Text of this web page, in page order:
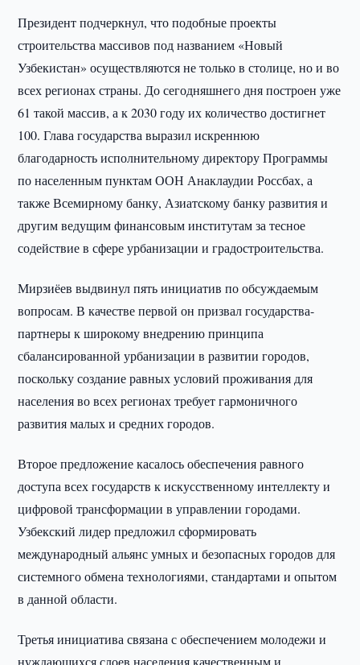
Президент подчеркнул, что подобные проекты
строительства массивов под названием «Новый
Узбекистан» осуществляются не только в столице, но и во
всех регионах страны. До сегодняшнего дня построен уже
61 такой массив, а к 2030 году их количество достигнет
100. Глава государства выразил искреннюю
благодарность исполнительному директору Программы
по населенным пунктам ООН Анаклаудии Россбах, а
также Всемирному банку, Азиатскому банку развития и
другим ведущим финансовым институтам за тесное
содействие в сфере урбанизации и градостроительства.
Мирзиёев выдвинул пять инициатив по обсуждаемым
вопросам. В качестве первой он призвал государства-
партнеры к широкому внедрению принципа
сбалансированной урбанизации в развитии городов,
поскольку создание равных условий проживания для
населения во всех регионах требует гармоничного
развития малых и средних городов.
Второе предложение касалось обеспечения равного
доступа всех государств к искусственному интеллекту и
цифровой трансформации в управлении городами.
Узбекский лидер предложил сформировать
международный альянс умных и безопасных городов для
системного обмена технологиями, стандартами и опытом
в данной области.
Третья инициатива связана с обеспечением молодежи и
нуждающихся слоев населения качественным и